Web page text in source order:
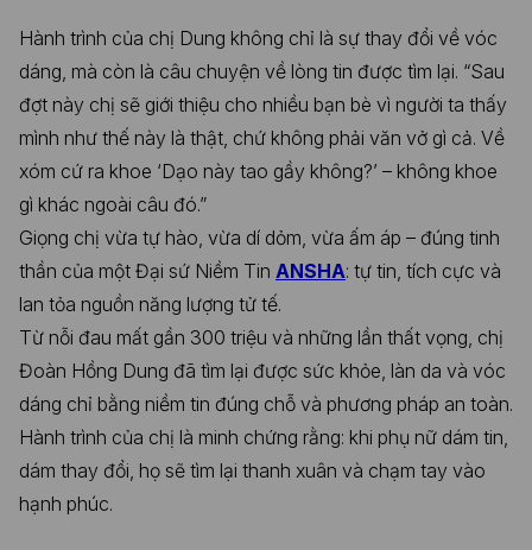
Hành trình của chị Dung không chỉ là sự thay đổi về vóc
dáng, mà còn là câu chuyện về lòng tin được tìm lại. “Sau
đợt này chị sẽ giới thiệu cho nhiều bạn bè vì người ta thấy
mình như thế này là thật, chứ không phải văn vở gì cả. Về
xóm cứ ra khoe ‘Dạo này tao gầy không?’ – không khoe
gì khác ngoài câu đó.”
Giọng chị vừa tự hào, vừa dí dỏm, vừa ấm áp – đúng tinh
thần của một Đại sứ Niềm Tin ANSHA: tự tin, tích cực và
lan tỏa nguồn năng lượng tử tế.
Từ nỗi đau mất gần 300 triệu và những lần thất vọng, chị
Đoàn Hồng Dung đã tìm lại được sức khỏe, làn da và vóc
dáng chỉ bằng niềm tin đúng chỗ và phương pháp an toàn.
Hành trình của chị là minh chứng rằng: khi phụ nữ dám tin,
dám thay đổi, họ sẽ tìm lại thanh xuân và chạm tay vào
hạnh phúc.